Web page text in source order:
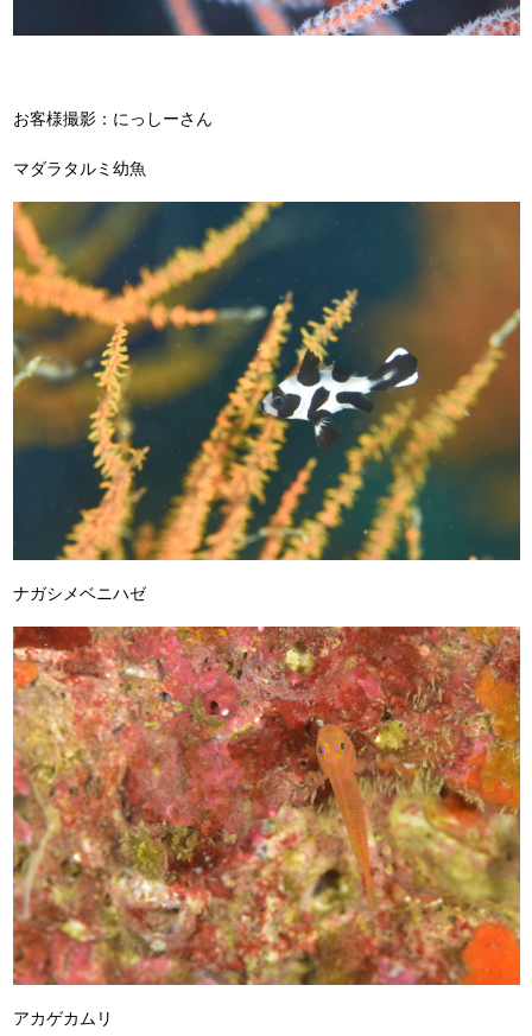
お客様撮影：にっしーさん
マダラタルミ幼魚
ナガシメベニハゼ
アカゲカムリ